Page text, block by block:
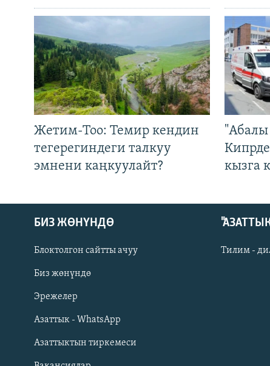
Русский
ОНЛАЙН ШЕРИНЕ
Жетим-Тоо: Темир кендин
тегерегиндеги талкуу
эмнени каңкуулайт?
"Абалы
кызга
БИЗ ЖӨНҮНДӨ
Блоктолгон сайтты ачуу
Биз жөнүндө
Эрежелер
Азаттык - WhatsApp
Азаттыктын тиркемеси
Тилим -